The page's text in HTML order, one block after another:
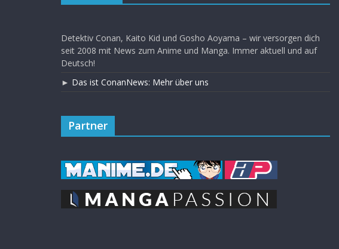
Detektiv Conan, Kaito Kid und Gosho Aoyama – wir versorgen dich
seit 2008 mit News zum Anime und Manga. Immer aktuell und auf
Deutsch!
► Das ist ConanNews: Mehr über uns
Partner